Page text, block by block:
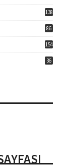
138
86
154
36